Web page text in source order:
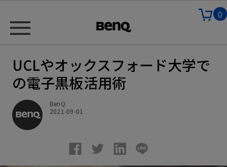
0
UCLやオックスフォード大学で
の電子黒板活用術
BenQ
2021-09-01